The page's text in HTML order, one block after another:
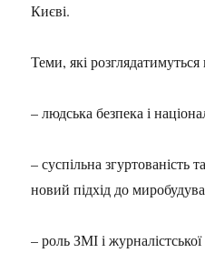
Києві.
Теми, які розглядатимуться
– людська безпека і
– суспільна згуртованість
новий підхід до
– роль ЗМІ і